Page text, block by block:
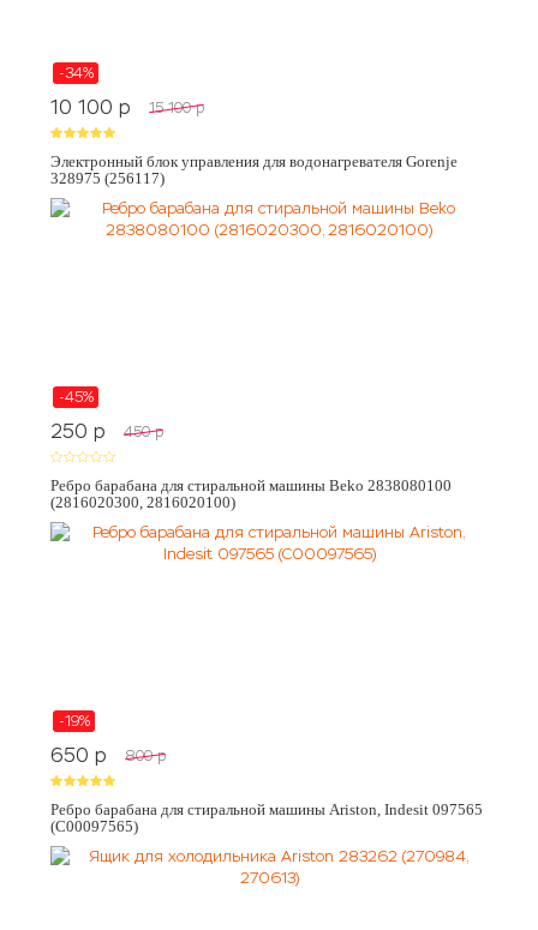
-34%
10 100 p 15 100 p
Электронный блок управления для водонагревателя Gorenje
328975 (256117)
-45%
250 p 450 p
Ребро барабана для стиральной машины Beko 2838080100
(2816020300, 2816020100)
-19%
650 p 800 p
Ребро барабана для стиральной машины Ariston, Indesit 097565
(C00097565)